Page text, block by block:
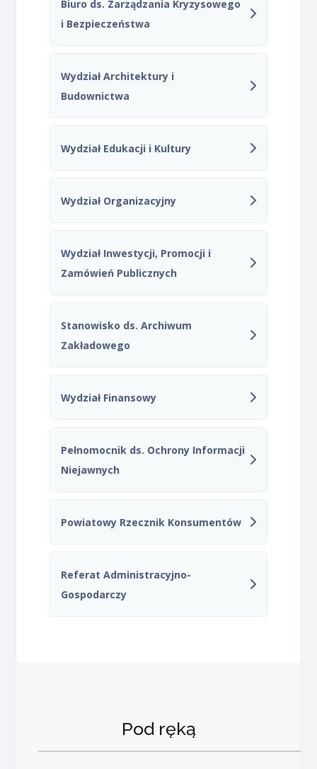
Biuro ds. Zarządzania Kryzysowego
i Bezpieczeństwa
Wydział Architektury i
Budownictwa
Wydział Edukacji i Kultury
Wydział Organizacyjny
Wydział Inwestycji, Promocji i
Zamówień Publicznych
Stanowisko ds. Archiwum
Zakładowego
Wydział Finansowy
Pełnomocnik ds. Ochrony Informacji
Niejawnych
Powiatowy Rzecznik Konsumentów
Referat Administracyjno-
Gospodarczy
Pod ręką